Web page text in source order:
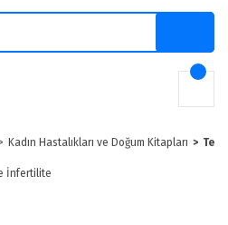
Kadın Hastalıkları ve Doğum Kitapları